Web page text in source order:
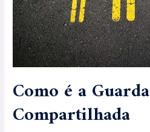
Como é a Guarda
Compartilhada